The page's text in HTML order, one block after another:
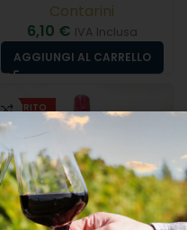
Contarini
6,10 € IVA Inclusa
AGGIUNGI AL CARRELLO
ESAURITO